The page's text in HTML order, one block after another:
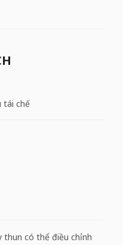
tái chế
thun có thể điều chỉnh